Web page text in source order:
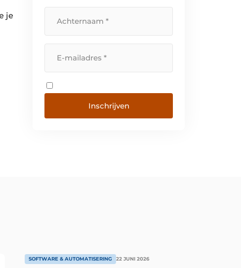
je
Inschrijven
SOFTWARE & AUTOMATISERING 22 JUNI 2026